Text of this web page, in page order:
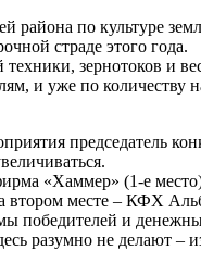
района по культуре
страде этого года.
зернотоков и
и уже по количеству
председатель
«Хаммер» (1-е
месте – КФХ
победителей и
разумно не делают –